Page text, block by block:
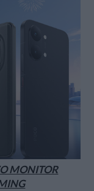
MONITOR